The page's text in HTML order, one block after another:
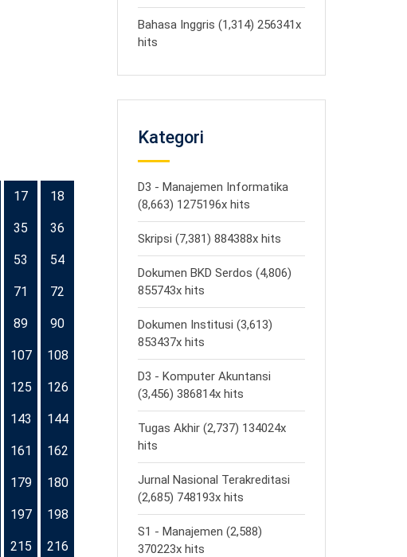
17 18
35 36
53 54
71 72
89 90
107 108
125 126
143 144
161 162
179 180
197 198
215 216
Bahasa Inggris (1,314) 256341x
hits
Kategori
D3 - Manajemen Informatika
(8,663) 1275196x hits
Skripsi (7,381) 884388x hits
Dokumen BKD Serdos (4,806)
855743x hits
Dokumen Institusi (3,613)
853437x hits
D3 - Komputer Akuntansi
(3,456) 386814x hits
Tugas Akhir (2,737) 134024x
hits
Jurnal Nasional Terakreditasi
(2,685) 748193x hits
S1 - Manajemen (2,588)
370223x hits